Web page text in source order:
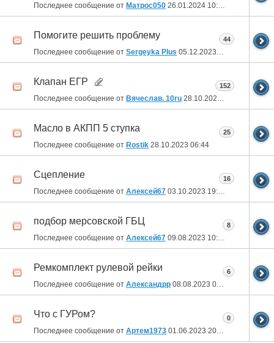
Последнее сообщение от Матрос050 26.01.2024 10:02
Помогите решить проблему
Последнее сообщение от Sergeyka Plus 05.12.2023
44
Клапан ЕГР
Последнее сообщение от Вячеслав. 10ru 28.10.2023
152
Масло в АКПП 5 ступка
Последнее сообщение от Rostik 28.10.2023 06:44
25
Сцепление
Последнее сообщение от Алексей67 03.10.2023 19:22
16
подбор мерсовской ГБЦ
Последнее сообщение от Алексей67 09.08.2023 10:49
8
Ремкомплект рулевой рейки
Последнее сообщение от Александрр 08.08.2023 06:53
6
Что с ГУРом?
Последнее сообщение от Артем1973 01.06.2023 20:04
0